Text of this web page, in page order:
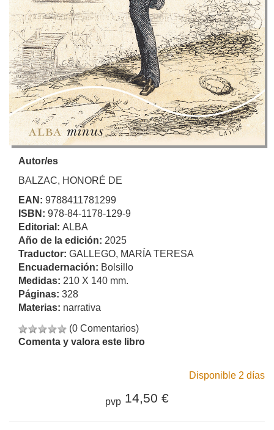
Autor/es
BALZAC, HONORÉ DE
EAN: 9788411781299
ISBN: 978-84-1178-129-9
Editorial: ALBA
Año de la edición: 2025
Traductor: GALLEGO, MARÍA TERESA
Encuadernación: Bolsillo
Medidas: 210 X 140 mm.
Páginas: 328
Materias: narrativa
(0 Comentarios)
Comenta y valora este libro
Disponible 2 días
pvp 14,50 €